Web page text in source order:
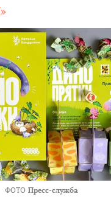
ФОТО Пресс-служба